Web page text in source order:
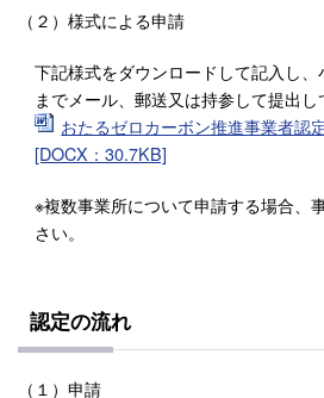
（２）様式による申請
下記様式をダウンロードして記入し
までメール、郵送又は持参して提出し
おたるゼロカーボン推進事業者認
[DOCX：30.7KB]
※複数事業所について申請する場合、
さい。
認定の流れ
（１）申請